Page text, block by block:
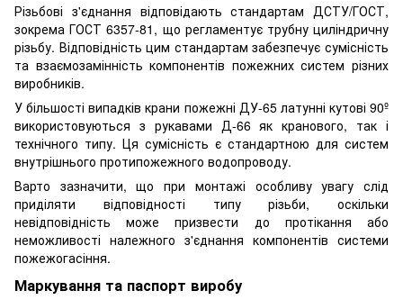
Різьбові з'єднання відповідають стандартам ДСТУ/ГОСТ,
зокрема ГОСТ 6357-81, що регламентує трубну циліндричну
різьбу. Відповідність цим стандартам забезпечує сумісність
та взаємозамінність компонентів пожежних систем різних
виробників.
У більшості випадків крани пожежні ДУ-65 латунні кутові 90º
використовуються з рукавами Д-66 як кранового, так і
технічного типу. Ця сумісність є стандартною для систем
внутрішнього протипожежного водопроводу.
Варто зазначити, що при монтажі особливу увагу слід
приділяти відповідності типу різьби, оскільки
невідповідність може призвести до протікання або
неможливості належного з'єднання компонентів системи
пожежогасіння.
Маркування та паспорт виробу